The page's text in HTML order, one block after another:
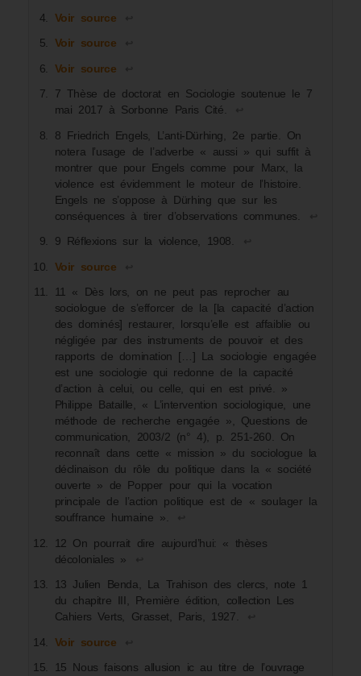
Voir source
Voir source
Voir source
7 Thèse de doctorat en Sociologie soutenue le 7
mai 2017 à Sorbonne Paris Cité.
8 Friedrich Engels, L’anti-Dürhing, 2e partie. On
notera l’usage de l’adverbe « aussi » qui suffit à
montrer que pour Engels comme pour Marx, la
violence est évidemment le moteur de l’histoire.
Engels ne s’oppose à Dürhing que sur les
conséquences à tirer d’observations communes.
9 Réflexions sur la violence, 1908.
Voir source
11 « Dès lors, on ne peut pas reprocher au
sociologue de s’efforcer de la [la capacité d’action
des dominés] restaurer, lorsqu’elle est affaiblie ou
négligée par des instruments de pouvoir et des
rapports de domination […] La sociologie engagée
est une sociologie qui redonne de la capacité
d’action à celui, ou celle, qui en est privé. »
Philippe Bataille, « L’intervention sociologique, une
méthode de recherche engagée », Questions de
communication, 2003/2 (n° 4), p. 251-260. On
reconnaît dans cette « mission » du sociologue la
déclinaison du rôle du politique dans la « société
ouverte » de Popper pour qui la vocation
principale de l’action politique est de « soulager la
souffrance humaine ».
12 On pourrait dire aujourd’hui: « thèses
décoloniales »
13 Julien Benda, La Trahison des clercs, note 1
du chapitre III, Première édition, collection Les
Cahiers Verts, Grasset, Paris, 1927.
Voir source
15 Nous faisons allusion ic au titre de l’ouvrage